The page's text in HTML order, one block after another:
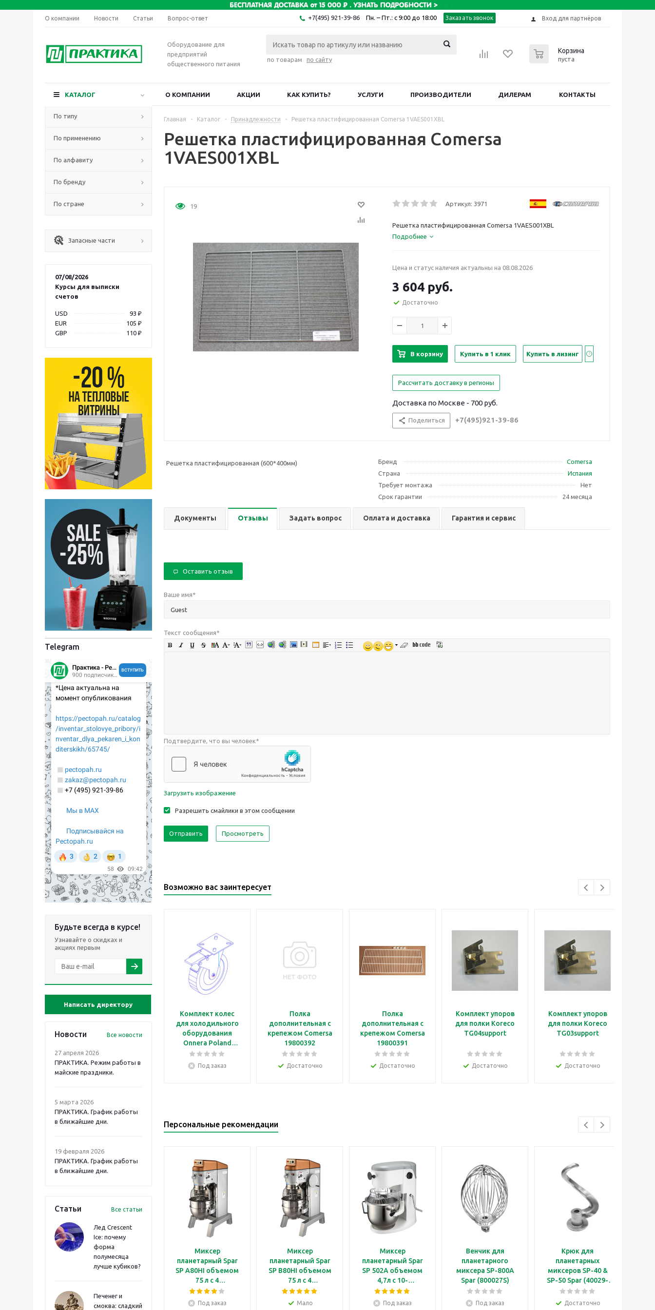
О компании Новости Статьи Вопрос-ответ +7(495) 921-39-86 Пн. – Пт.: с 9:00 до 18:00 Заказать звонок Вход для партнёров
Оборудование для
предприятий
общественного питания
по товарам по сайту
Корзина
пуста
КАТАЛОГ О КОМПАНИИ АКЦИИ КАК КУПИТЬ? УСЛУГИ ПРОИЗВОДИТЕЛИ ДИЛЕРАМ КОНТАКТЫ
По типу
По применению
По алфавиту
По бренду
По стране
Запасные части
07/08/2026
Курсы для выписки
счетов
USD
93 ₽
EUR
105 ₽
GBP
110 ₽
Telegram
Будьте всегда в курсе!
Узнавайте о скидках и
акциях первым
Написать директору
Новости Все новости
27 апреля 2026
ПРАКТИКА. Режим работы в
майские праздники.
5 марта 2026
ПРАКТИКА. График работы
в ближайшие дни.
19 февраля 2026
ПРАКТИКА. График работы
в ближайшие дни.
Статьи Все статьи
Лед Crescent
Ice: почему
форма
полумесяца
лучше кубиков?
Печенег и
смоква: сладкий
Главная - Каталог - Принадлежности - Решетка пластифицированная Comersa 1VAES001XBL
Решетка пластифицированная Comersa
1VAES001XBL
19 Артикул: 3971
Решетка пластифицированная Comersa 1VAES001XBL
Подробнее
Цена и статус наличия актуальны на 08.08.2026
3 604 руб.
Достаточно
В корзину Купить в 1 клик Купить в лизинг
Рассчитать доставку в регионы
Доставка по Москве - 700 руб.
Поделиться +7(495)921-39-86
Решетка пластифицированная (600*400мм) Бренд
Comersa
Страна
Испания
Требует монтажа
Нет
Срок гарантии
24 месяца
Документы Отзывы Задать вопрос Оплата и доставка Гарантия и сервис
Оставить отзыв
Ваше имя*
Текст сообщения*
Подтвердите, что вы человек*
Загрузить изображение
Разрешить смайлики в этом сообщении
Возможно вас заинтересует
Комплект колес
для холодильного
оборудования
Onnera Poland
Sp.z.o.o. Castors 4
Под заказ
Полка
дополнительная с
крепежом Comersa
19800392
Достаточно
Полка
дополнительная с
крепежом Comersa
19800391
Достаточно
Комплект упоров
для полки Koreco
TG04support
Достаточно
Комплект упоров
для полки Koreco
TG03support
Достаточно
Персональные рекомендации
Миксер
планетарный Spar
SP A80HI объемом
75 л с 4
скоростями, с
механическим
Под заказ
Миксер
планетарный Spar
SP B80HI объемом
75 л с 4
скоростями, с
механическим
Мало
Миксер
планетарный Spar
SP 502A объемом
4,7л с 10-
позиционным
регулятором
Под заказ
Венчик для
планетарного
миксера SP-800A
Spar (800027S)
Под заказ
Крюк для
планетарных
миксеров SP-40 &
SP-50 Spar (40029-
2)
Достаточно